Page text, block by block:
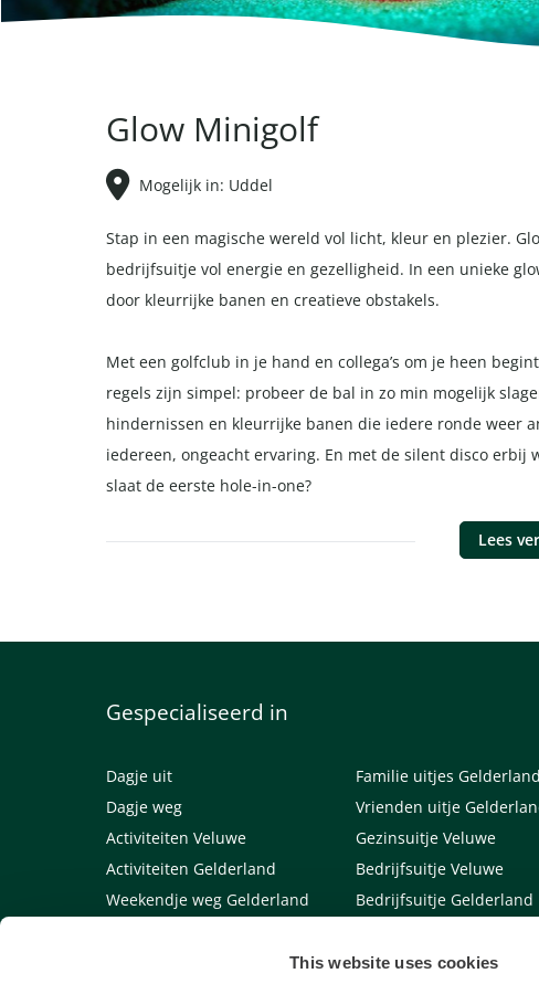
This website uses cookies
Glow Minigolf
Mogelijk in: Uddel
Stap in een magische wereld vol licht, kleur en plezier.
bedrijfsuitje vol energie en gezelligheid. In een unieke
door kleurrijke banen en creatieve obstakels.
Met een golfclub in je hand en collega’s om je heen
regels zijn simpel: probeer de bal in zo min mogelijk
hindernissen en kleurrijke banen die iedere ronde weer
iedereen, ongeacht ervaring. En met de silent disco
slaat de eerste hole-in-one?
Lees
Gespecialiseerd in
Dagje uit
Dagje weg
Activiteiten Veluwe
Activiteiten Gelderland
Weekendje weg Gelderland
Familie uitjes Gelderland
Vrienden uitje
Gezinsuitje Veluwe
Bedrijfsuitje Veluwe
Bedrijfsuitje Gelderland